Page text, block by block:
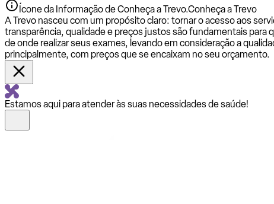
Ícone da Informação de Conheça a Trevo.Conheça a Trevo
A Trevo nasceu com um propósito claro: tornar o acesso aos
transparência, qualidade e preços justos são fundamentais para
de onde realizar seus exames, levando em consideração a
principalmente, com preços que se encaixam no seu orçamento.
Estamos aqui para atender às suas necessidades de saúde!